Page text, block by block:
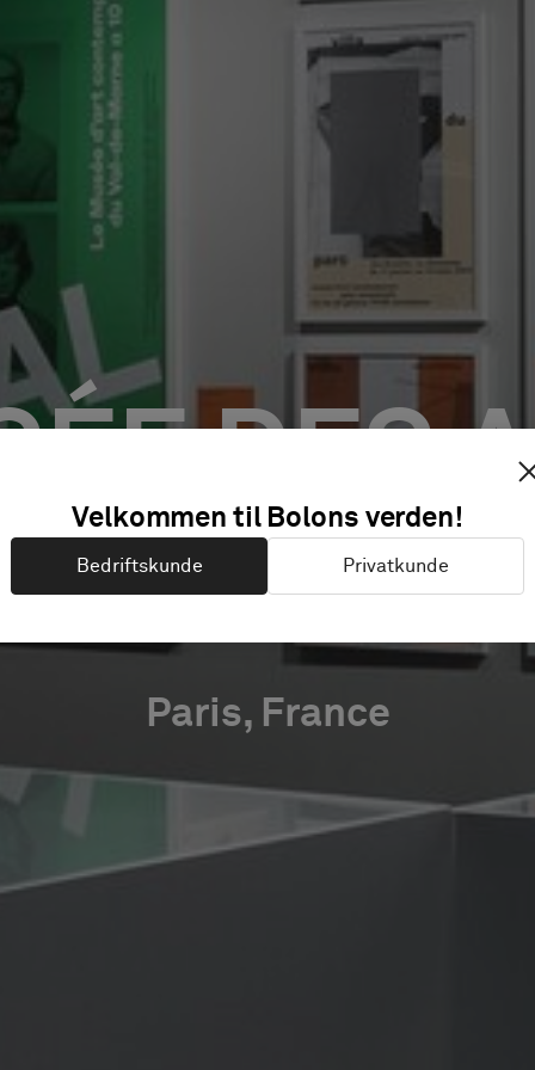
DES
Paris, France
Velkommen til Bolons verden!
Bedriftskunde Privatkunde